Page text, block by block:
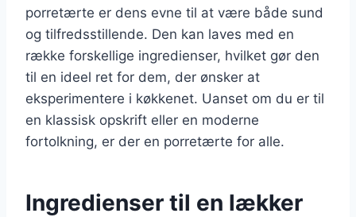
porretærte er dens evne til at være både sund
og tilfredsstillende. Den kan laves med en
række forskellige ingredienser, hvilket gør den
til en ideel ret for dem, der ønsker at
eksperimentere i køkkenet. Uanset om du er til
en klassisk opskrift eller en moderne
fortolkning, er der en porretærte for alle.
Ingredienser til en lækker